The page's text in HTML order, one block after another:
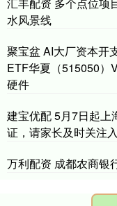
汇丰配资 多个点位项
水风景线
聚宝盆 AI大厂资本开
ETF华夏（515050）
硬件
建宝优配 5月7日起上
证，请家长及时关注
万利配资 成都农商银